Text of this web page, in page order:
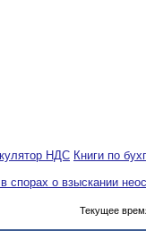
НДС Книги по
спорах о взыскании
Текущее